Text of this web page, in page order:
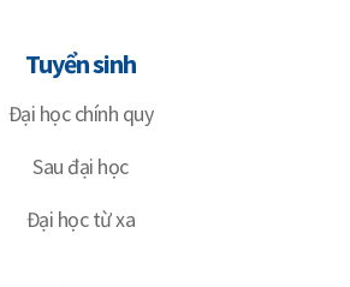
Tuyển sinh
Đại học chính quy
Sau đại học
Đại học từ xa